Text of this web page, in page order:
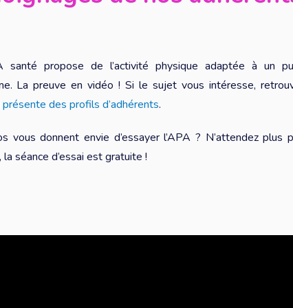
santé propose de l’activité physique adaptée à un
La preuve en vidéo ! Si le sujet vous intéresse,
des profils d’adhérents.
vous donnent envie d’essayer l’APA ? N’attendez plus
la séance d’essai est gratuite !